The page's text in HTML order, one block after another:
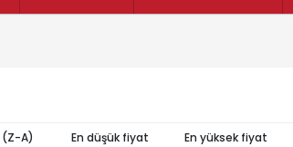
(Z-A) En düşük fiyat En yüksek fiyat